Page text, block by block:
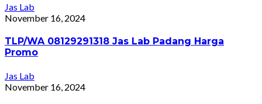
Jas Lab
November 16, 2024
TLP/WA 08129291318 Jas Lab Padang Harga
Promo
Jas Lab
November 16, 2024